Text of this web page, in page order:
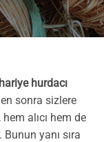
hurdacı
sonra sizlere
alıcı hem de
yanı sıra